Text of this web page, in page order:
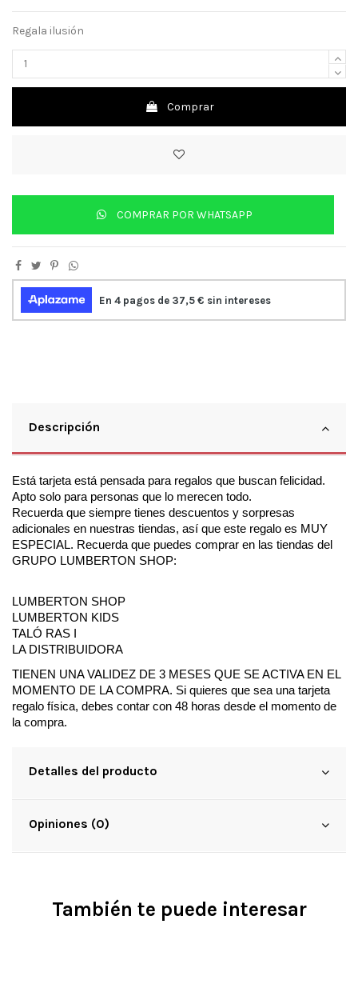
Regala ilusión
Comprar
COMPRAR POR WHATSAPP
Descripción
Está tarjeta está pensada para regalos que buscan felicidad.
Apto solo para personas que lo merecen todo.
Recuerda que siempre tienes descuentos y sorpresas
adicionales en nuestras tiendas, así que este regalo es MUY
ESPECIAL. Recuerda que puedes comprar en las tiendas del
GRUPO LUMBERTON SHOP:
LUMBERTON SHOP
LUMBERTON KIDS
TALÓ RAS I
LA DISTRIBUIDORA
TIENEN UNA VALIDEZ DE 3 MESES QUE SE ACTIVA EN EL
MOMENTO DE LA COMPRA. Si quieres que sea una tarjeta
regalo física, debes contar con 48 horas desde el momento de
la compra.
Detalles del producto
Opiniones (0)
También te puede interesar